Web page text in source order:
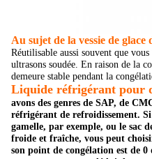
Au sujet de la vessie de glace
Réutilisable aussi souvent que
ultrasons soudée. En raison de la
demeure stable pendant la
Liquide réfrigérant pour
avons des genres de SAP, de
réfrigérant de refroidissement. Si
gamelle, par exemple, ou le sac
froide et fraîche, vous peut
son point de congélation est de 0